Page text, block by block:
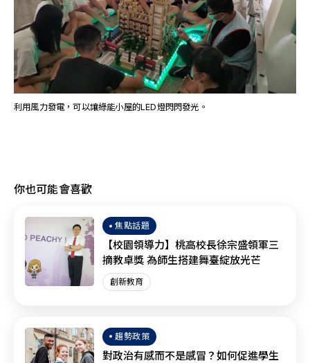
利用風力發電，可以讓綠能小屋的LED燈閃閃發光。
你也可能會喜歡
焦點話題
【校園領導力】桃高校長徐宗盛領軍三
摘教卓獎 為師生搭建舞臺綻放光芒
創新教育
趨勢政策
對政治有感而不是感冒？如何促進學生